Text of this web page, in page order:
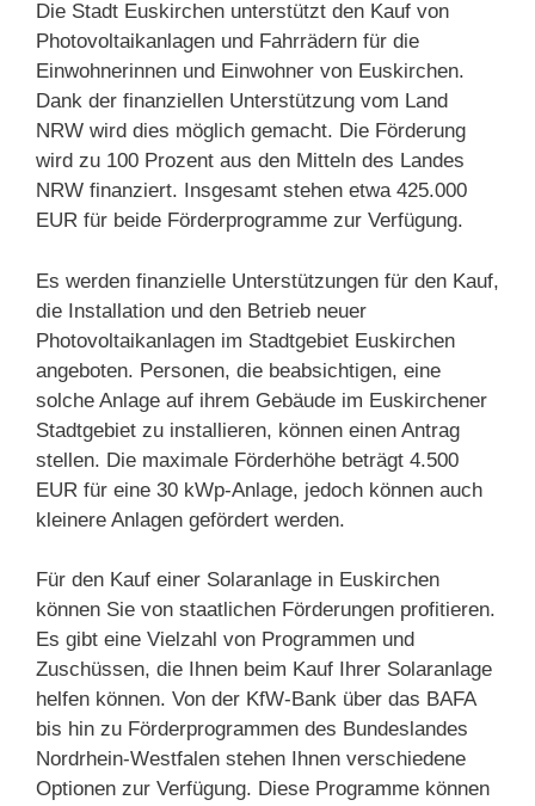
Die Stadt Euskirchen unterstützt den Kauf von
Photovoltaikanlagen und Fahrrädern für die
Einwohnerinnen und Einwohner von Euskirchen.
Dank der finanziellen Unterstützung vom Land
NRW wird dies möglich gemacht. Die Förderung
wird zu 100 Prozent aus den Mitteln des Landes
NRW finanziert. Insgesamt stehen etwa 425.000
EUR für beide Förderprogramme zur Verfügung.
Es werden finanzielle Unterstützungen für den Kauf,
die Installation und den Betrieb neuer
Photovoltaikanlagen im Stadtgebiet Euskirchen
angeboten. Personen, die beabsichtigen, eine
solche Anlage auf ihrem Gebäude im Euskirchener
Stadtgebiet zu installieren, können einen Antrag
stellen. Die maximale Förderhöhe beträgt 4.500
EUR für eine 30 kWp-Anlage, jedoch können auch
kleinere Anlagen gefördert werden.
Für den Kauf einer Solaranlage in Euskirchen
können Sie von staatlichen Förderungen profitieren.
Es gibt eine Vielzahl von Programmen und
Zuschüssen, die Ihnen beim Kauf Ihrer Solaranlage
helfen können. Von der KfW-Bank über das BAFA
bis hin zu Förderprogrammen des Bundeslandes
Nordrhein-Westfalen stehen Ihnen verschiedene
Optionen zur Verfügung. Diese Programme können